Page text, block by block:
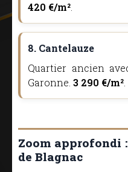
420 €/m²
8. Cantelauze
Quartier ancien
Garonne. 3 290 €/m²
Zoom approfondi
de Blagnac